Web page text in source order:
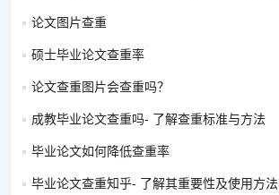
论文图片查重
硕士毕业论文查重率
论文查重图片会查重吗？
成教毕业论文查重吗- 了解查重标准与方法
毕业论文如何降低查重率
毕业论文查重知乎- 了解其重要性及使用方法